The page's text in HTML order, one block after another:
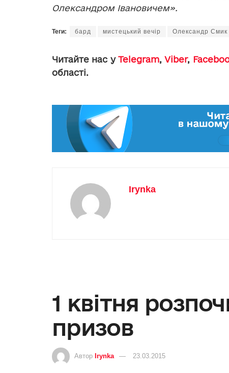
Олександром Івановичем».
Теги: бард мистецький вечір Олександр Смик
Читайте нас уTelegram,Viber,
області.
Irynka
1 квітня
призов
Автор Irynka 23.03.2015